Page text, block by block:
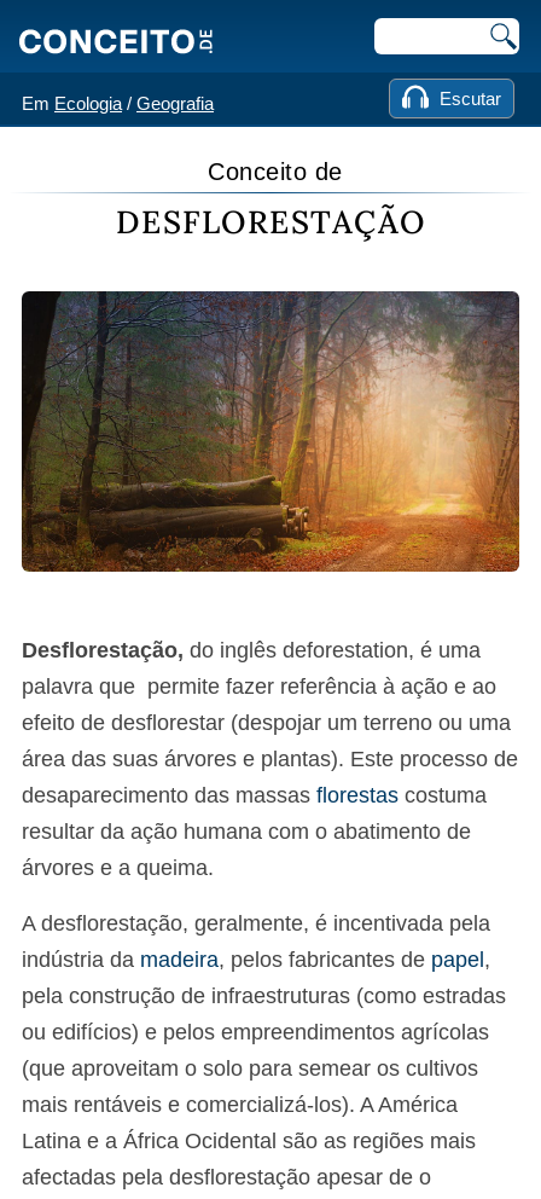
Em Ecologia / Geografia Escutar
Conceito de
DESFLORESTAÇÃO
Desflorestação, do inglês deforestation, é uma
palavra que permite fazer referência à ação e ao
efeito de desflorestar (despojar um terreno ou uma
área das suas árvores e plantas). Este processo de
desaparecimento das massas florestas costuma
resultar da ação humana com o abatimento de
árvores e a queima.
A desflorestação, geralmente, é incentivada pela
indústria da madeira, pelos fabricantes de papel,
pela construção de infraestruturas (como estradas
ou edifícios) e pelos empreendimentos agrícolas
(que aproveitam o solo para semear os cultivos
mais rentáveis e comercializá-los). A América
Latina e a África Ocidental são as regiões mais
afectadas pela desflorestação apesar de o